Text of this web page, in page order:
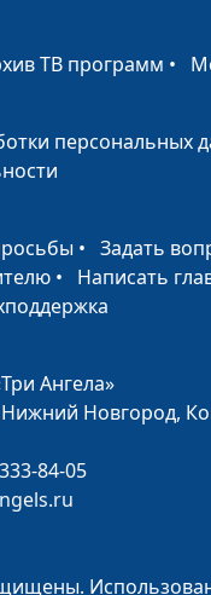
образа
Ольга
Анна Ронжина,
Остапенко,
Викторова
Гончар (педагог
Соколова,
ТВ программ •
персональных
• Задать
• Написать
Ангела»
Нижний Новгород,
84-05